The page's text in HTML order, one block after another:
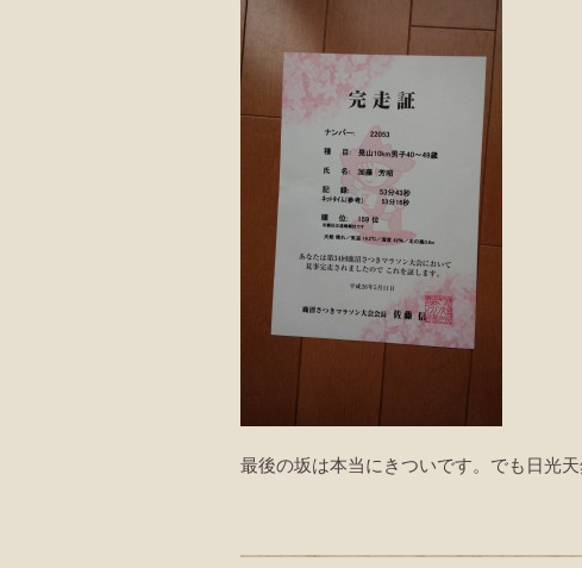
最後の坂は本当にきついです。でも日光